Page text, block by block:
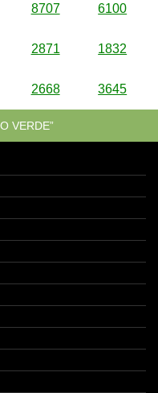
8707 6100
2871 1832
2668 3645
VERDE”